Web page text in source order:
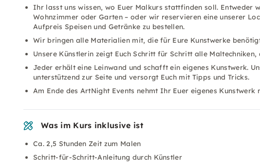
Ihr lasst uns wissen, wo Euer Malkurs stattfinden soll. Entweder
Wohnzimmer oder Garten – oder wir reservieren eine unserer
Aufpreis Speisen und Getränke zu bestellen.
Wir bringen alle Materialien mit, die für Eure Kunstwerke
Unsere Künstlerin zeigt Euch Schritt für Schritt alle
Jeder erhält eine Leinwand und schafft ein eigenes Kunstwerk.
unterstützend zur Seite und versorgt Euch mit Tipps und Tricks.
Am Ende des ArtNight Events nehmt Ihr Euer eigenes Kunstwerk
Was im Kurs inklusive ist
Ca. 2,5 Stunden Zeit zum Malen
Schritt-für-Schritt-Anleitung durch Künstler